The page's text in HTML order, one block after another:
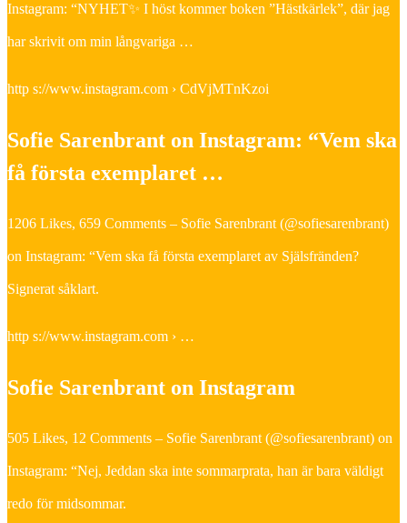
Instagram: “NYHET✨ I höst kommer boken ”Hästkärlek”, där jag
har skrivit om min långvariga …
http s://www.instagram.com › CdVjMTnKzoi
Sofie Sarenbrant on Instagram: “Vem ska
få första exemplaret …
1206 Likes, 659 Comments – Sofie Sarenbrant (@sofiesarenbrant)
on Instagram: “Vem ska få första exemplaret av Själsfränden?
Signerat såklart.
http s://www.instagram.com › …
Sofie Sarenbrant on Instagram
505 Likes, 12 Comments – Sofie Sarenbrant (@sofiesarenbrant) on
Instagram: “Nej, Jeddan ska inte sommarprata, han är bara väldigt
redo för midsommar.